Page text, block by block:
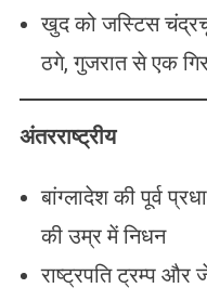
खुद को जस्टिस
ठगे, गुजरात से एक
अंतरराष्ट्रीय
बांग्लादेश की पूर्व
की उम्र में निधन
राष्ट्रपति ट्रम्प